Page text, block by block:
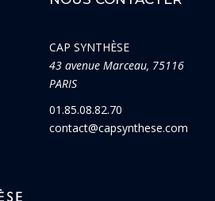
CAP SYNTHÈSE
43 avenue Marceau, 75116
PARIS
01.85.08.82.70
contact@capsynthese.com